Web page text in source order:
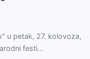
u petak, 27. kolovoza,
festi...